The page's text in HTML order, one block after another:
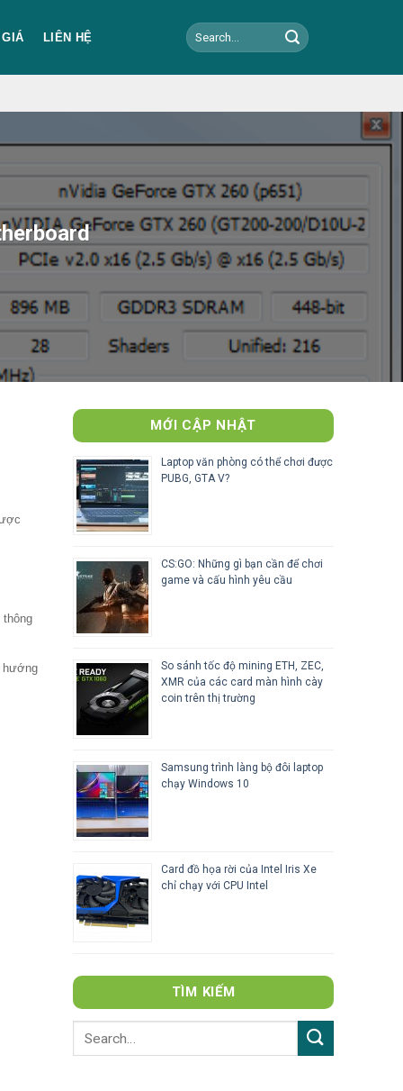
LIÊN HỆ
Search
for:
hướng
MỚI CẬP NHẬT
Laptop văn phòng có thể chơi được
PUBG, GTA V?
CS:GO: Những gì bạn cần để chơi
game và cấu hình yêu cầu
So sánh tốc độ mining ETH, ZEC,
XMR của các card màn hình cày
coin trên thị trường
Samsung trình làng bộ đôi laptop
chạy Windows 10
Card đồ họa rời của Intel Iris Xe
chỉ chạy với CPU Intel
TÌM KIẾM